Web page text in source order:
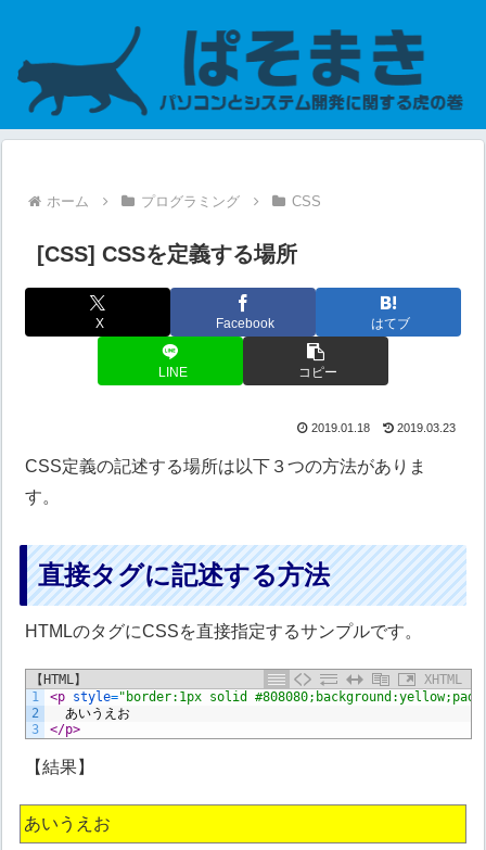
ホーム プログラミング CSS
[CSS] CSSを定義する場所
X Facebook はてブ
LINE コピー
2019.01.18 2019.03.23
CSS定義の記述する場所は以下３つの方法がありま
す。
直接タグに記述する方法
HTMLのタグにCSSを直接指定するサンプルです。
【HTML】
XHTML
1
2
3
<p style="border:1px solid
あいうえお
</p>
【結果】
あいうえお